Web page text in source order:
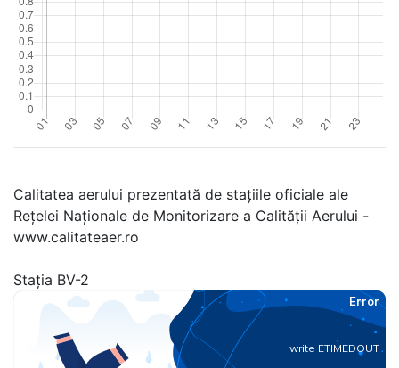
Calitatea aerului prezentată de stațiile oficiale ale
Rețelei Naționale de Monitorizare a Calității Aerului -
www.calitateaer.ro
Stația BV-2